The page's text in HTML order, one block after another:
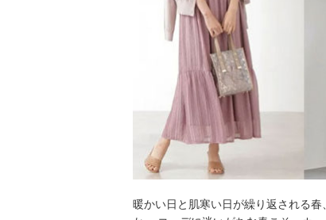
暖かい日と肌寒い日が繰り返される